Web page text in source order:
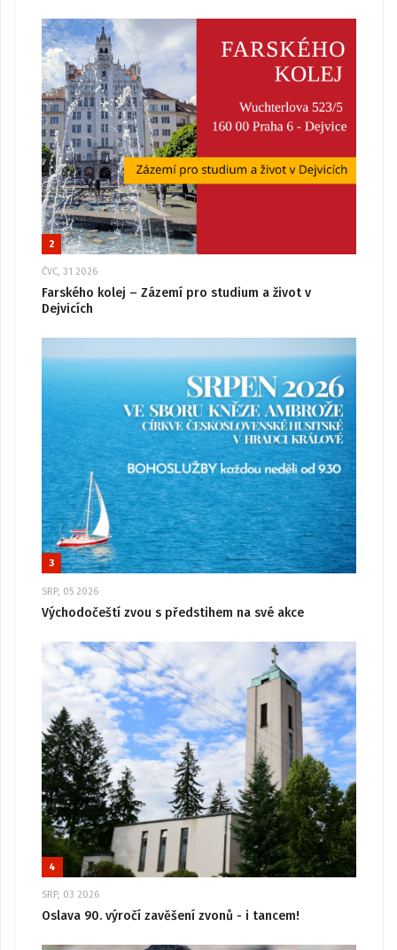
2
ČVC, 31 2026
Farského kolej – Zázemí pro studium a život v
Dejvicích
3
SRP, 05 2026
Východočeští zvou s předstihem na své akce
4
SRP, 03 2026
Oslava 90. výročí zavěšení zvonů - i tancem!